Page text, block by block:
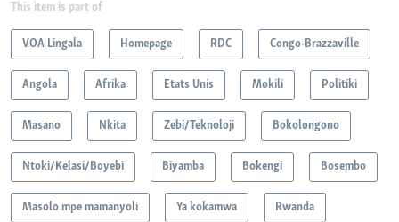
This item is part of
VOA Lingala Homepage RDC Congo-Brazzaville
Angola Afrika Etats Unis Mokili Politiki
Masano Nkita Zebi/Teknoloji Bokolongono
Ntoki/Kelasi/Boyebi Biyamba Bokengi Bosembo
Masolo mpe mamanyoli Ya kokamwa Rwanda